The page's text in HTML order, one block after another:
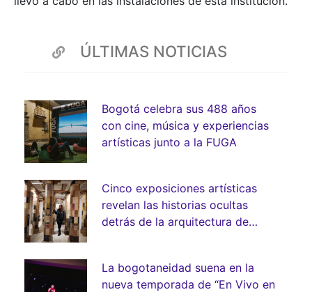
ÚLTIMAS NOTICIAS
Bogotá celebra sus 488 años
con cine, música y experiencias
artísticas junto a la FUGA
Cinco exposiciones artísticas
revelan las historias ocultas
detrás de la arquitectura de
La bogotaneidad suena en la
nueva temporada de “En Vivo en